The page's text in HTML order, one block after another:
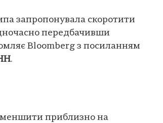
запропонувала скоротити
передбачивши
Bloomberg з посиланням
.
приблизно на